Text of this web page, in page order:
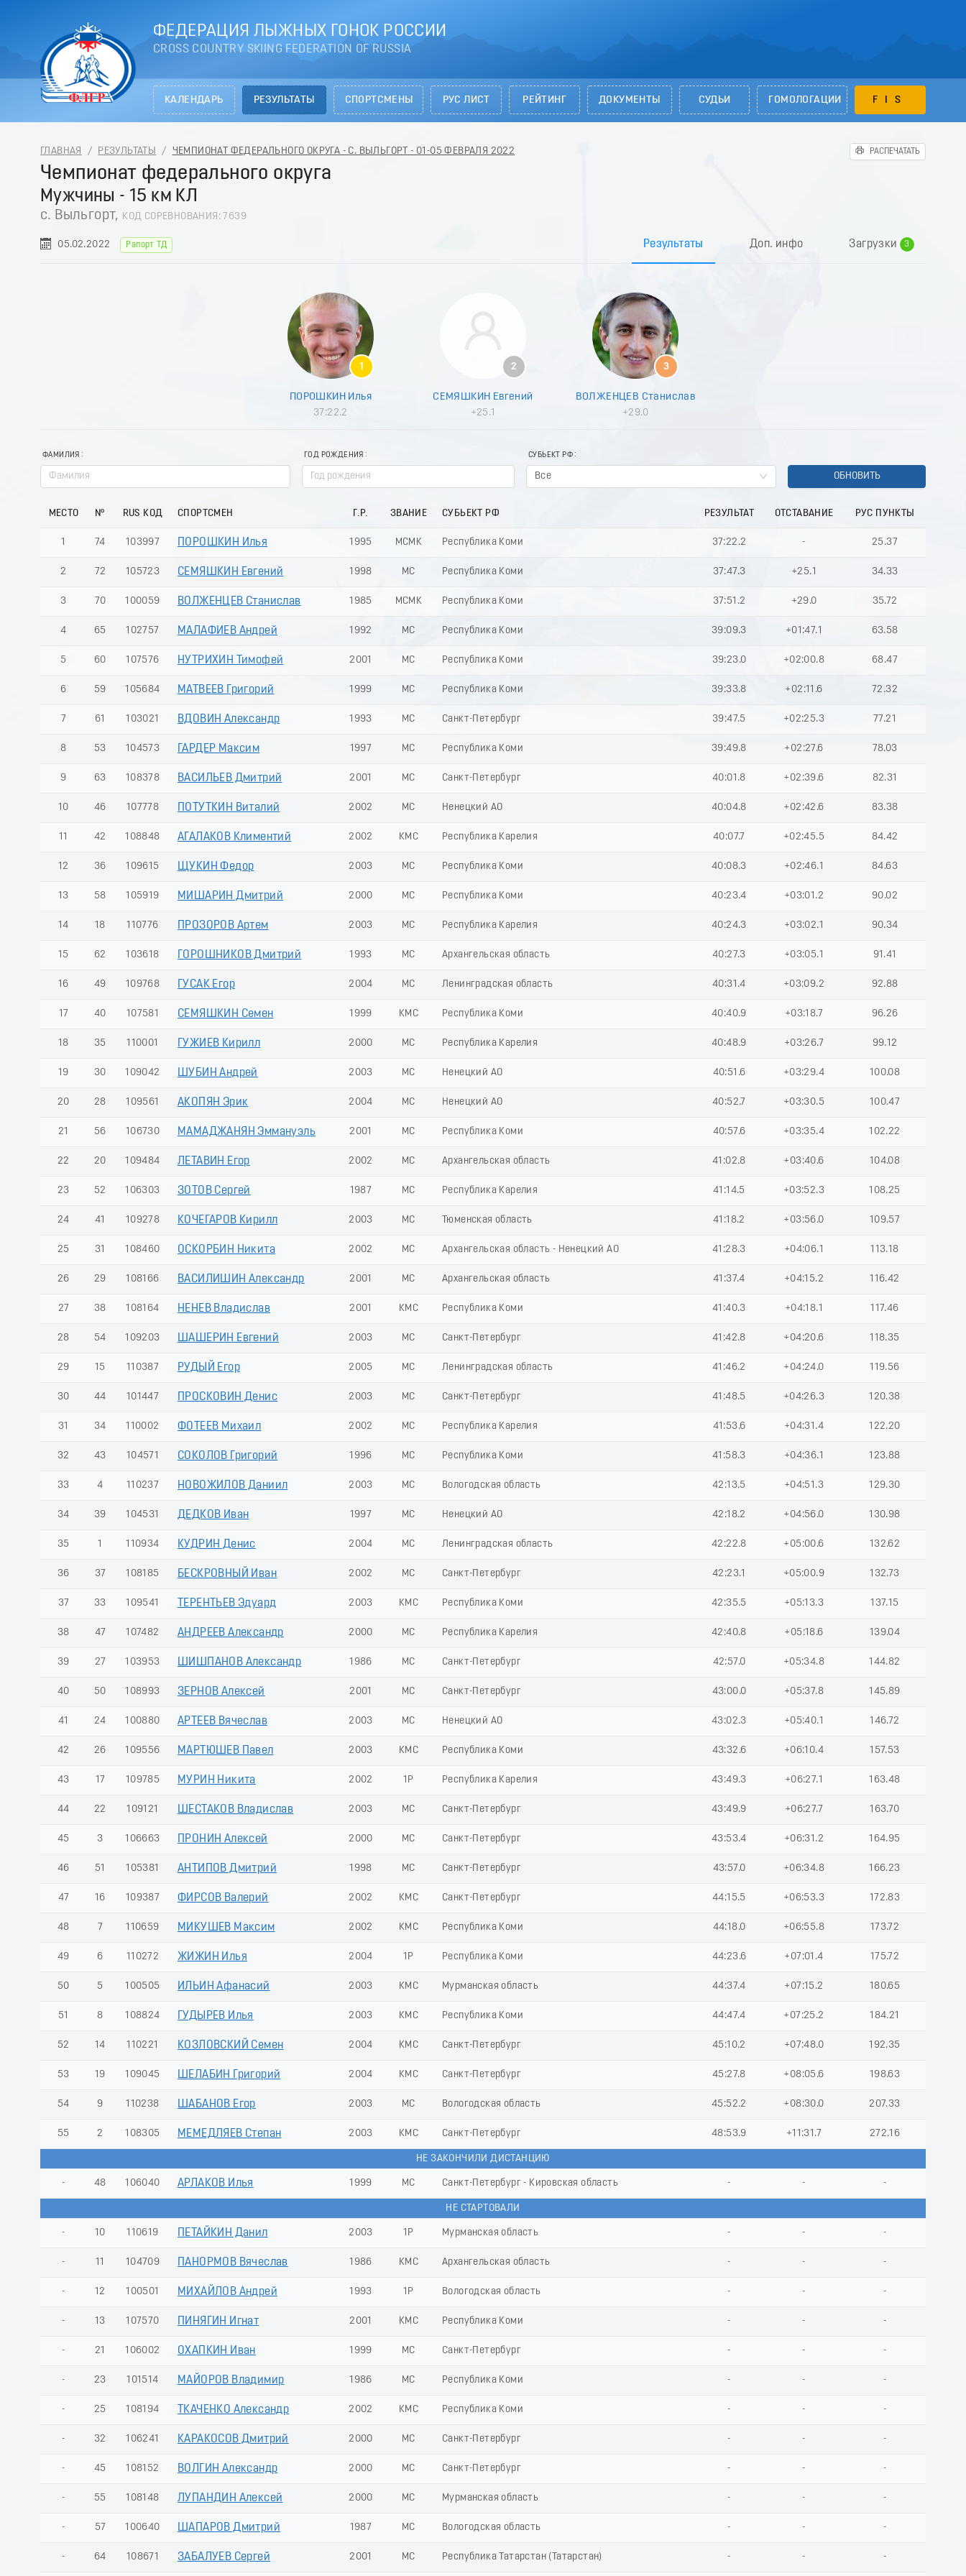
ФЕДЕРАЦИЯ ЛЫЖНЫХ ГОНОК РОССИИ
CROSS COUNTRY SKIING FEDERATION OF RUSSIA
КАЛЕНДАРЬ РЕЗУЛЬТАТЫ СПОРТСМЕНЫ РУС ЛИСТ РЕЙТИНГ ДОКУМЕНТЫ СУДЬИ ГОМОЛОГАЦИИ FIS
ГЛАВНАЯ / РЕЗУЛЬТАТЫ / ЧЕМПИОНАТ ФЕДЕРАЛЬНОГО ОКРУГА - С. ВЫЛЬГОРТ - 01-05 ФЕВРАЛЯ 2022 РАСПЕЧАТАТЬ
Чемпионат федерального округа
Мужчины - 15 км КЛ
с. Выльгорт, КОД СОРЕВНОВАНИЯ: 7639
05.02.2022 Рапорт ТД Результаты Доп. инфо Загрузки
3
0
2
1
ПОРОШКИН Илья
37:22.2
2
СЕМЯШКИН Евгений
+25.1
3
ВОЛЖЕНЦЕВ Станислав
+29.0
ФАМИЛИЯ ГОД РОЖДЕНИЯ СУБЬЕКТ РФ
Все ОБНОВИТЬ
МЕСТО № RUS КОД СПОРТСМЕН Г.Р. ЗВАНИЕ СУБЬЕКТ РФ РЕЗУЛЬТАТ ОТСТАВАНИЕ РУС ПУНКТЫ
1 74 103997 ПОРОШКИН Илья 1995 МСМК Республика Коми 37:22.2 - 25.37
2 72 105723 СЕМЯШКИН Евгений 1998 МС Республика Коми 37:47.3 +25.1 34.33
3 70 100059 ВОЛЖЕНЦЕВ Станислав 1985 МСМК Республика Коми 37:51.2 +29.0 35.72
4 65 102757 МАЛАФИЕВ Андрей 1992 МС Республика Коми 39:09.3 +01:47.1 63.58
5 60 107576 НУТРИХИН Тимофей 2001 МС Республика Коми 39:23.0 +02:00.8 68.47
6 59 105684 МАТВЕЕВ Григорий 1999 МС Республика Коми 39:33.8 +02:11.6 72.32
7 61 103021 ВДОВИН Александр 1993 МС Санкт-Петербург 39:47.5 +02:25.3 77.21
8 53 104573 ГАРДЕР Максим 1997 МС Республика Коми 39:49.8 +02:27.6 78.03
9 63 108378 ВАСИЛЬЕВ Дмитрий 2001 МС Санкт-Петербург 40:01.8 +02:39.6 82.31
10 46 107778 ПОТУТКИН Виталий 2002 МС Ненецкий АО 40:04.8 +02:42.6 83.38
11 42 108848 АГАЛАКОВ Климентий 2002 КМС Республика Карелия 40:07.7 +02:45.5 84.42
12 36 109615 ЩУКИН Федор 2003 МС Республика Коми 40:08.3 +02:46.1 84.63
13 58 105919 МИШАРИН Дмитрий 2000 МС Республика Коми 40:23.4 +03:01.2 90.02
14 18 110776 ПРОЗОРОВ Артем 2003 МС Республика Карелия 40:24.3 +03:02.1 90.34
15 62 103618 ГОРОШНИКОВ Дмитрий 1993 МС Архангельская область 40:27.3 +03:05.1 91.41
16 49 109768 ГУСАК Егор 2004 МС Ленинградская область 40:31.4 +03:09.2 92.88
17 40 107581 СЕМЯШКИН Семен 1999 КМС Республика Коми 40:40.9 +03:18.7 96.26
18 35 110001 ГУЖИЕВ Кирилл 2000 МС Республика Карелия 40:48.9 +03:26.7 99.12
19 30 109042 ШУБИН Андрей 2003 МС Ненецкий АО 40:51.6 +03:29.4 100.08
20 28 109561 АКОПЯН Эрик 2004 МС Ненецкий АО 40:52.7 +03:30.5 100.47
21 56 106730 МАМАДЖАНЯН Эммануэль 2001 МС Республика Коми 40:57.6 +03:35.4 102.22
22 20 109484 ЛЕТАВИН Егор 2002 МС Архангельская область 41:02.8 +03:40.6 104.08
23 52 106303 ЗОТОВ Сергей 1987 МС Республика Карелия 41:14.5 +03:52.3 108.25
24 41 109278 КОЧЕГАРОВ Кирилл 2003 МС Тюменская область 41:18.2 +03:56.0 109.57
25 31 108460 ОСКОРБИН Никита 2002 МС Архангельская область - Ненецкий АО 41:28.3 +04:06.1 113.18
26 29 108166 ВАСИЛИШИН Александр 2001 МС Архангельская область 41:37.4 +04:15.2 116.42
27 38 108164 НЕНЕВ Владислав 2001 КМС Республика Коми 41:40.3 +04:18.1 117.46
28 54 109203 ШАШЕРИН Евгений 2003 МС Санкт-Петербург 41:42.8 +04:20.6 118.35
29 15 110387 РУДЫЙ Егор 2005 МС Ленинградская область 41:46.2 +04:24.0 119.56
30 44 101447 ПРОСКОВИН Денис 2003 МС Санкт-Петербург 41:48.5 +04:26.3 120.38
31 34 110002 ФОТЕЕВ Михаил 2002 МС Республика Карелия 41:53.6 +04:31.4 122.20
32 43 104571 СОКОЛОВ Григорий 1996 МС Республика Коми 41:58.3 +04:36.1 123.88
33 4 110237 НОВОЖИЛОВ Даниил 2003 МС Вологодская область 42:13.5 +04:51.3 129.30
34 39 104531 ДЕДКОВ Иван 1997 МС Ненецкий АО 42:18.2 +04:56.0 130.98
35 1 110934 КУДРИН Денис 2004 МС Ленинградская область 42:22.8 +05:00.6 132.62
36 37 108185 БЕСКРОВНЫЙ Иван 2002 МС Санкт-Петербург 42:23.1 +05:00.9 132.73
37 33 109541 ТЕРЕНТЬЕВ Эдуард 2003 КМС Республика Коми 42:35.5 +05:13.3 137.15
38 47 107482 АНДРЕЕВ Александр 2000 МС Республика Карелия 42:40.8 +05:18.6 139.04
39 27 103953 ШИШПАНОВ Александр 1986 МС Санкт-Петербург 42:57.0 +05:34.8 144.82
40 50 108993 ЗЕРНОВ Алексей 2001 МС Санкт-Петербург 43:00.0 +05:37.8 145.89
41 24 100880 АРТЕЕВ Вячеслав 2003 МС Ненецкий АО 43:02.3 +05:40.1 146.72
42 26 109556 МАРТЮШЕВ Павел 2003 КМС Республика Коми 43:32.6 +06:10.4 157.53
43 17 109785 МУРИН Никита 2002 1Р Республика Карелия 43:49.3 +06:27.1 163.48
44 22 109121 ШЕСТАКОВ Владислав 2003 МС Санкт-Петербург 43:49.9 +06:27.7 163.70
45 3 106663 ПРОНИН Алексей 2000 МС Санкт-Петербург 43:53.4 +06:31.2 164.95
46 51 105381 АНТИПОВ Дмитрий 1998 МС Санкт-Петербург 43:57.0 +06:34.8 166.23
47 16 109387 ФИРСОВ Валерий 2002 КМС Санкт-Петербург 44:15.5 +06:53.3 172.83
48 7 110659 МИКУШЕВ Максим 2002 КМС Республика Коми 44:18.0 +06:55.8 173.72
49 6 110272 ЖИЖИН Илья 2004 1Р Республика Коми 44:23.6 +07:01.4 175.72
50 5 100505 ИЛЬИН Афанасий 2003 КМС Мурманская область 44:37.4 +07:15.2 180.65
51 8 108824 ГУДЫРЕВ Илья 2003 КМС Республика Коми 44:47.4 +07:25.2 184.21
52 14 110221 КОЗЛОВСКИЙ Семен 2004 КМС Санкт-Петербург 45:10.2 +07:48.0 192.35
53 19 109045 ШЕЛАБИН Григорий 2004 КМС Санкт-Петербург 45:27.8 +08:05.6 198.63
54 9 110238 ШАБАНОВ Егор 2003 МС Вологодская область 45:52.2 +08:30.0 207.33
55 2 108305 МЕМЕДЛЯЕВ Степан 2003 КМС Санкт-Петербург 48:53.9 +11:31.7 272.16
НЕ ЗАКОНЧИЛИ ДИСТАНЦИЮ
- 48 106040 АРЛАКОВ Илья 1999 МС Санкт-Петербург - Кировская область - - -
НЕ СТАРТОВАЛИ
- 10 110619 ПЕТАЙКИН Данил 2003 1Р Мурманская область - - -
- 11 104709 ПАНОРМОВ Вячеслав 1986 КМС Архангельская область - - -
- 12 100501 МИХАЙЛОВ Андрей 1993 1Р Вологодская область - - -
- 13 107570 ПИНЯГИН Игнат 2001 КМС Республика Коми - - -
- 21 106002 ОХАПКИН Иван 1999 МС Санкт-Петербург - - -
- 23 101514 МАЙОРОВ Владимир 1986 МС Республика Коми - - -
- 25 108194 ТКАЧЕНКО Александр 2002 КМС Республика Коми - - -
- 32 106241 КАРАКОСОВ Дмитрий 2000 МС Санкт-Петербург - - -
- 45 108152 ВОЛГИН Александр 2000 МС Санкт-Петербург - - -
- 55 108148 ЛУПАНДИН Алексей 2000 МС Мурманская область - - -
- 57 100640 ШАПАРОВ Дмитрий 1987 МС Вологодская область - - -
- 64 108671 ЗАБАЛУЕВ Сергей 2001 МС Республика Татарстан (Татарстан) - - -